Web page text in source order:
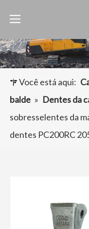
Você está aqui:
balde » Dentes da
sobresselentes da
dentes PC200RC